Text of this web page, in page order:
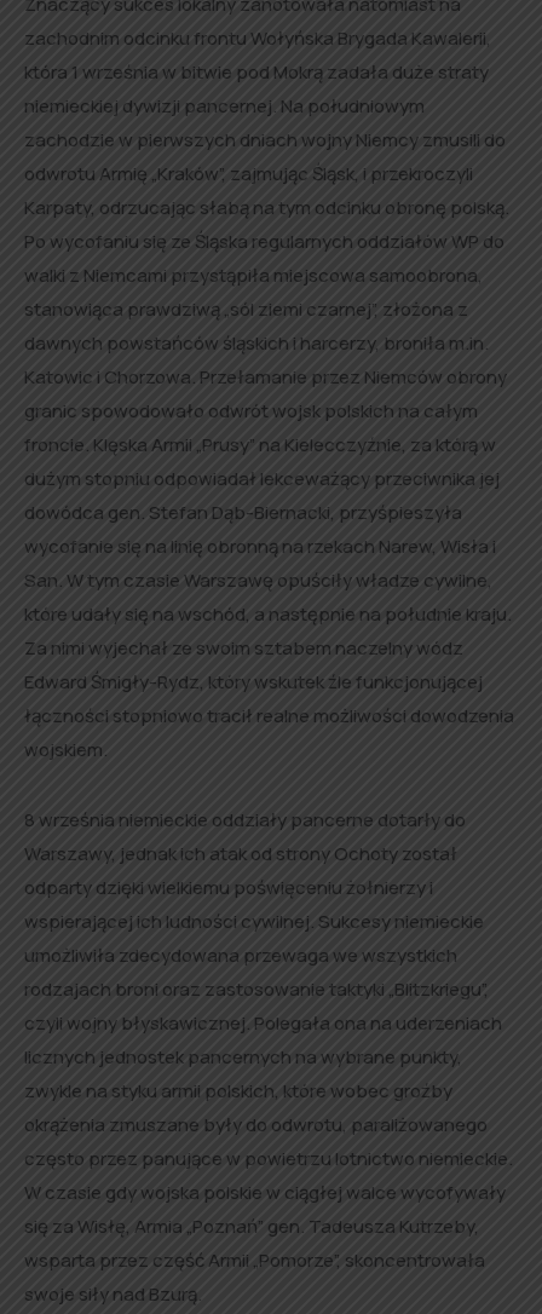
zachodnim odcinku frontu Wołyńska Brygada Kawalerii,
która 1 września w bitwie pod Mokrą zadała duże straty
niemieckiej dywizji pancernej. Na południowym
zachodzie w pierwszych dniach wojny Niemcy zmusili do
odwrotu Armię „Kraków”, zajmując Śląsk, i przekroczyli
Karpaty, odrzucając słabą na tym odcinku obronę polską.
Po wycofaniu się ze Śląska regularnych oddziałów WP do
walki z Niemcami przystąpiła miejscowa samoobrona,
stanowiąca prawdziwą „sól ziemi czarnej”, złożona z
dawnych powstańców śląskich i harcerzy, broniła m.in.
Katowic i Chorzowa. Przełamanie przez Niemców obrony
granic spowodowało odwrót wojsk polskich na całym
froncie. Klęska Armii „Prusy” na Kielecczyźnie, za którą w
dużym stopniu odpowiadał lekceważący przeciwnika jej
dowódca gen. Stefan Dąb-Biernacki, przyśpieszyła
wycofanie się na linię obronną na rzekach Narew, Wisła i
San. W tym czasie Warszawę opuściły władze cywilne,
które udały się na wschód, a następnie na południe kraju.
Za nimi wyjechał ze swoim sztabem naczelny wódz
Edward Śmigły-Rydz, który wskutek źle funkcjonującej
łączności stopniowo tracił realne możliwości dowodzenia
wojskiem.
8 września niemieckie oddziały pancerne dotarły do
Warszawy, jednak ich atak od strony Ochoty został
odparty dzięki wielkiemu poświęceniu żołnierzy i
wspierającej ich ludności cywilnej. Sukcesy niemieckie
umożliwiła zdecydowana przewaga we wszystkich
rodzajach broni oraz zastosowanie taktyki „Blitzkriegu”,
czyli wojny błyskawicznej. Polegała ona na uderzeniach
licznych jednostek pancernych na wybrane punkty,
zwykle na styku armii polskich, które wobec groźby
okrążenia zmuszane były do odwrotu, paraliżowanego
często przez panujące w powietrzu lotnictwo niemieckie.
W czasie gdy wojska polskie w ciągłej walce wycofywały
się za Wisłę, Armia „Poznań” gen. Tadeusza Kutrzeby,
wsparta przez część Armii „Pomorze”, skoncentrowała
swoje siły nad Bzurą.